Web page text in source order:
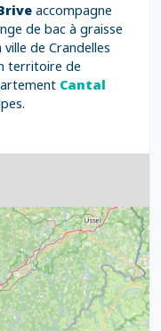
accompagne
de bac à graisse
de Crandelles
territoire de
Cantal
4